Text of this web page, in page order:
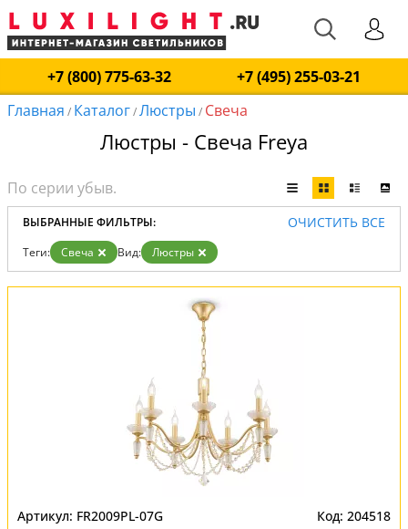
+7 (800) 775-63-32
+7 (495) 255-03-21
Главная / Каталог/Люстры / Свеча
Люстры - Свеча Freya
ВЫБРАННЫЕ ФИЛЬТРЫ: ОЧИСТИТЬ ВСЕ
Теги: Свеча Вид: Люстры
FR2009PL-07G 204518